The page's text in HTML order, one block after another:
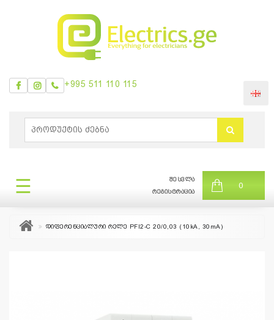
|
თვის
+995 511 110 115
☰
შესვლა
რეგისტრაცია
0
დიფერენციალური რელე PFI2-C 20/0,03 (10kA, 30mA)